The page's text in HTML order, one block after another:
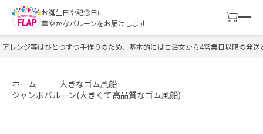
お誕生日や記念日に
華やかなバルーンをお届けします
レンジ等はひとつずつ手作りのため、基本的にはご注文から4営業日以降の発送
ホーム
大きなゴム風船
ジャンボバルーン(大きくて高品質なゴム風船)